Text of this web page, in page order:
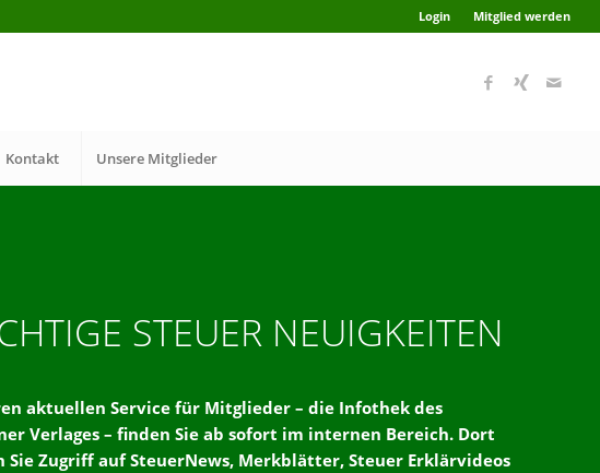
Login Mitglied werden
Kontakt Unsere Mitglieder
STEUER NEUIGKEITEN
aktuellen Service für Mitglieder – die Infothek des
Verlages – finden Sie ab sofort im internen Bereich. Dort
Sie Zugriff auf SteuerNews, Merkblätter, Steuer Erklärvideos